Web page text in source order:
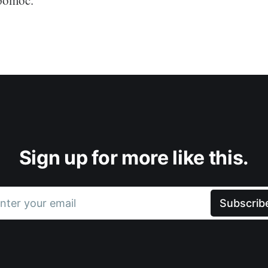
Sign up for more like this.
your email